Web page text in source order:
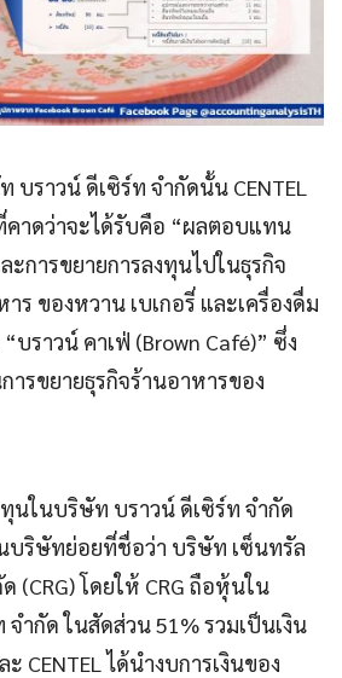
บราวน์ ดีเซิร์ท จำกัดนั้น CENTEL
าดว่าจะได้รับคือ “ผลตอบแทน
ะการขยายการลงทุนไปในธุรกิจ
ร ของหวาน เบเกอรี่ และเครื่องดื่ม
บราวน์ คาเฟ่ (Brown Café)” ซึ่ง
ารขยายธุรกิจร้านอาหารของ
ทุนในบริษัท บราวน์ ดีเซิร์ท จำกัด
นบริษัทย่อยที่ชื่อว่า บริษัท เซ็นทรัล
(CRG) โดยให้ CRG ถือหุ้นใน
ำกัด ในสัดส่วน 51% รวมเป็นเงิน
CENTEL ได้นำงบการเงินของ